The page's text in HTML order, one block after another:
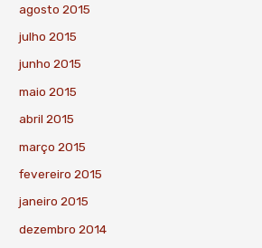
agosto 2015
julho 2015
junho 2015
maio 2015
abril 2015
março 2015
fevereiro 2015
janeiro 2015
dezembro 2014